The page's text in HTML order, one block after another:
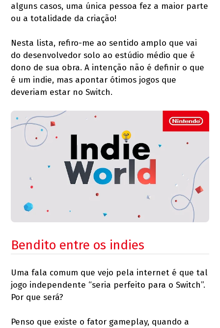
alguns casos, uma única pessoa fez a maior parte
ou a totalidade da criação!
Nesta lista, refiro-me ao sentido amplo que vai
do desenvolvedor solo ao estúdio médio que é
dono de sua obra. A intenção não é definir o que
é um indie, mas apontar ótimos jogos que
deveriam estar no Switch.
Bendito entre os indies
Uma fala comum que vejo pela internet é que tal
jogo independente “seria perfeito para o Switch”.
Por que será?
Penso que existe o fator gameplay, quando a